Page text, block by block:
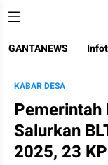
GANTANEWS
KABAR DESA
Pemerintah
Salurkan
2025, 23